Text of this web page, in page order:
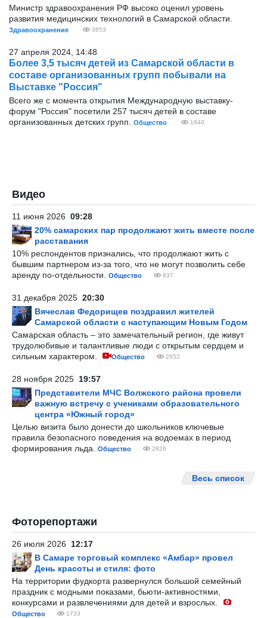
Министр здравоохранения РФ высоко оценил уровень
развития медицинских технологий в Самарской области.
Здравоохранение 3853
27 апреля 2024, 14:48
Более 3,5 тысяч детей из Самарской области в
составе организованных групп побывали на
Выставке "Россия"
Всего же с момента открытия Международную выставку-
форум "Россия" посетили 257 тысяч детей в составе
организованных детских групп.
Общество 1840
Видео
11 июня 2026 09:28
20% самарских пар продолжают жить вместе после
расставания
10% респондентов признались, что продолжают жить с
бывшим партнером из-за того, что не могут позволить себе
аренду по-отдельности.
Общество 837
31 декабря 2025 20:30
Вячеслав Федорищев поздравил жителей
Самарской области с наступающим Новым Годом
Самарская область – это замечательный регион, где живут
трудолюбивые и талантливые люди с открытым сердцем и
сильным характером.
Общество 2652
28 ноября 2025 19:57
Представители МЧС Волжского района провели
важную встречу с учениками образовательного
центра «Южный город»
Целью визита было донести до школьников ключевые
правила безопасного поведения на водоемах в период
формирования льда.
Общество 2826
Весь список
Фоторепортажи
26 июля 2026 12:17
В Самаре торговый комплекс «Амбар» провел
День красоты и стиля: фото
На территории фудкорта развернулся большой семейный
праздник с модными показами, бьюти-активностями,
конкурсами и развлечениями для детей и взрослых.
Общество 1733